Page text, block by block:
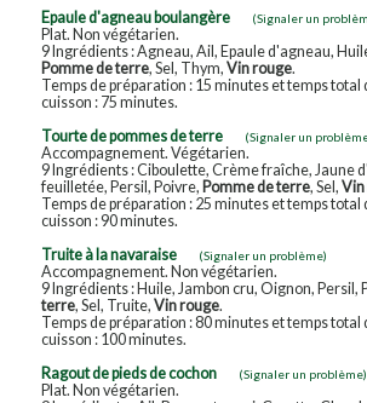
Epaule d'agneau boulangère
(Signaler un
Plat. Non végétarien.
9 Ingrédients : Agneau, Ail, Epaule d'agneau,
Pomme de terre, Sel, Thym, Vin rouge.
Temps de préparation : 15 minutes et temps total
cuisson : 75 minutes.
Tourte de pommes de terre
(Signaler un
Accompagnement. Végétarien.
9 Ingrédients : Ciboulette, Crème fraîche, Jaune
feuilletée, Persil, Poivre, Pomme de terre, Sel, Vin
Temps de préparation : 25 minutes et temps total
cuisson : 90 minutes.
Truite à la navaraise
(Signaler un problème)
Accompagnement. Non végétarien.
9 Ingrédients : Huile, Jambon cru, Oignon, Persil,
terre, Sel, Truite, Vin rouge.
Temps de préparation : 80 minutes et temps total
cuisson : 100 minutes.
Ragout de pieds de cochon
(Signaler un problème)
Plat. Non végétarien.